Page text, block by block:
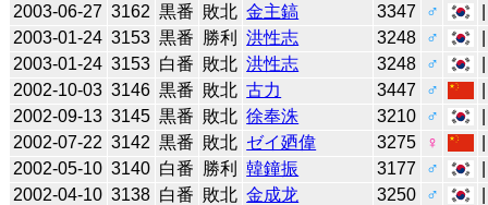
2003-06-27 3162 黒番 敗北 金主鎬 3347 ♂
2003-01-24 3153 黒番 勝利 洪性志 3248 ♂
2003-01-24 3153 白番 敗北 洪性志 3248 ♂
2002-10-03 3146 黒番 敗北 古力 3447 ♂
2002-09-13 3145 黒番 敗北 徐奉洙 3210 ♂
2002-07-22 3142 黒番 敗北 ゼイ廼偉 3275 ♀
2002-05-10 3140 白番 勝利 韓鐘振 3177 ♂
2002-04-10 3138 白番 敗北 金成龙 3250 ♂